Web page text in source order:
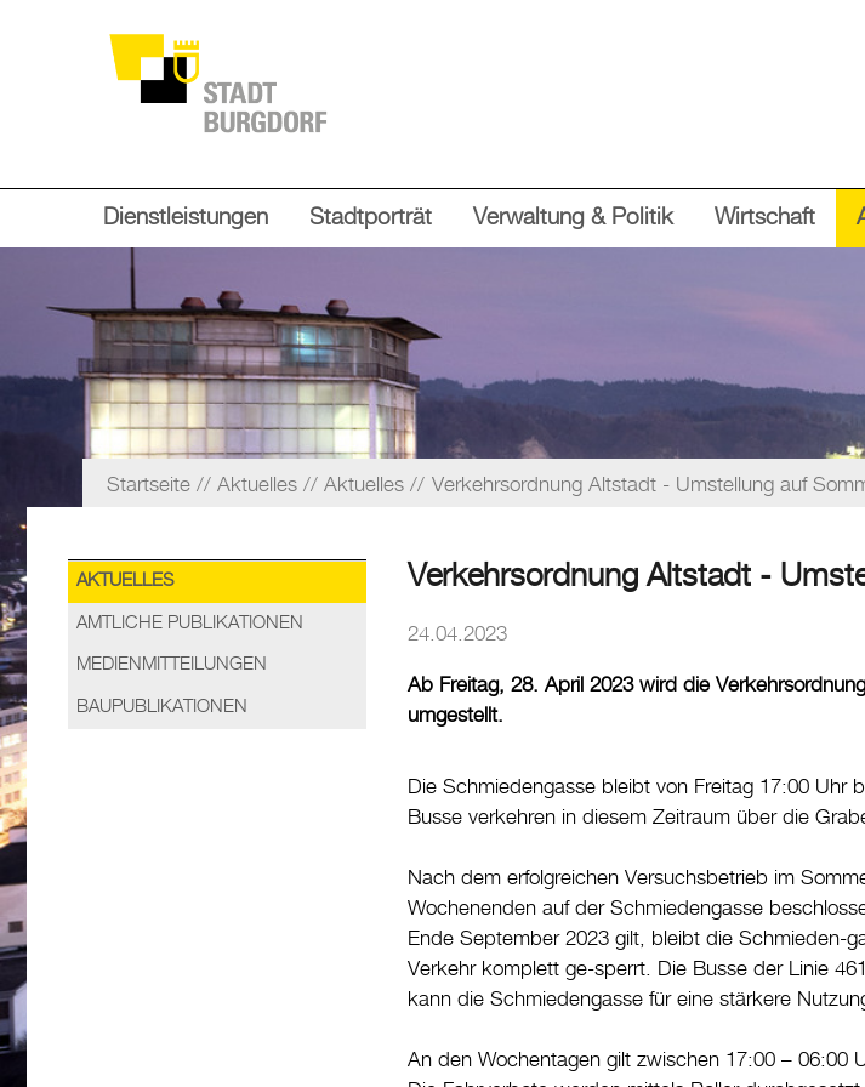
Dienstleistungen Stadtporträt Verwaltung & Politik Wirtschaft
Startseite Aktuelles Aktuelles Verkehrsordnung Altstadt - Umstellung auf
AKTUELLES
AMTLICHE PUBLIKATIONEN
MEDIENMITTEILUNGEN
BAUPUBLIKATIONEN
Verkehrsordnung Altstadt -
24.04.2023
Ab Freitag, 28. April 2023 wird die
umgestellt.
Die Schmiedengasse bleibt von Freitag 17:00 Uhr
Busse verkehren in diesem Zeitraum über die
Nach dem erfolgreichen Versuchsbetrieb im
Wochenenden auf der Schmiedengasse
Ende September 2023 gilt, bleibt die Schmieden-
Verkehr komplett ge-sperrt. Die Busse der Linie
kann die Schmiedengasse für eine stärkere
An den Wochentagen gilt zwischen 17:00 – 06:00